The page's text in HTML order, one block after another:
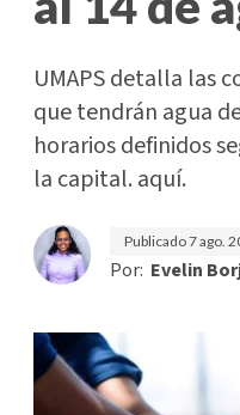
UMAPS detalla las
que tendrán agua
horarios definidos
la capital. aquí.
Publicado7 ago.
Por: Evelin